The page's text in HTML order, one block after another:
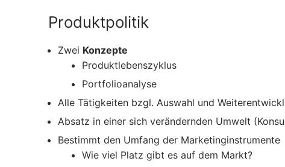
Produktpolitik
Zwei Konzepte
Produktlebenszyklus
Portfolioanalyse
Alle Tätigkeiten bzgl. Auswahl und
Absatz in einer sich verändernden Umwelt
Bestimmt den Umfang der Marketinginstrumente
Wie viel Platz gibt es auf dem Markt?